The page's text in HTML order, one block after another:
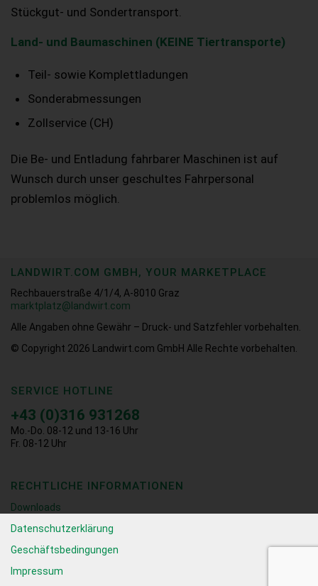
Stückgut- und Sondertransport.
Land- und Baumaschinen (KEINE Tiertransporte)
Teil- sowie Komplettladungen
Sonderabmessungen
Zollservice (CH)
Die Be- und Entladung fahrbarer Maschinen ist auf
Wunsch durch unser geschultes Fahrpersonal
problemlos möglich.
LANDWIRT.COM GMBH, YOUR MARKETPLACE
Rechbauerstraße 4/1/4, A-8010 Graz
marktplatz@landwirt.com
Alle Angaben ohne Gewähr – Druck- und Satzfehler vorbehalten.
© Copyright 2026 Landwirt.com GmbH Alle Rechte vorbehalten.
SERVICE HOTLINE
+43 (0)316 931268
Mo.-Do. 08-12 und 13-16 Uhr
Fr. 08-12 Uhr
RECHTLICHE INFORMATIONEN
Downloads
Datenschutzerklärung
Geschäftsbedingungen
Impressum